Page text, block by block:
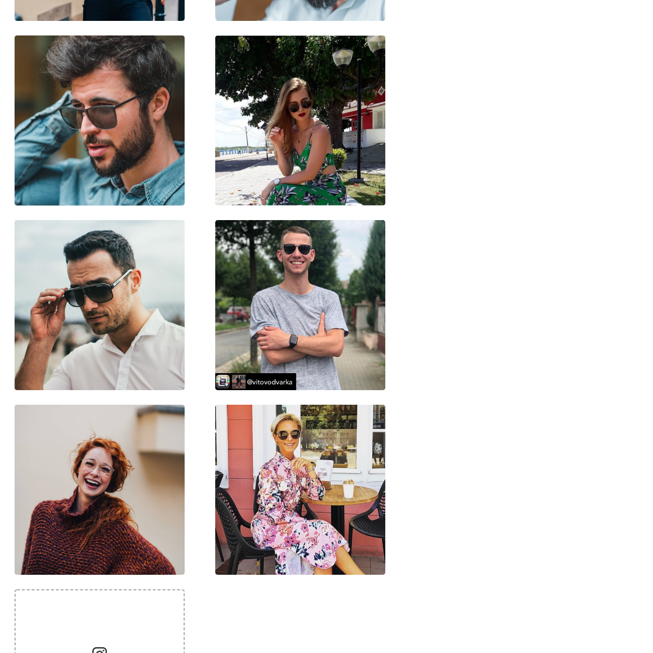
Флексибилни панти:
Не
Аксесоари
Кутия:
Да
Кърпичка за почистване:
Не
Мъжки
Категория:
Слънчеви очила
Марка:
Jaguar
Предназначение:
Мода
Код:
37503 6500 60